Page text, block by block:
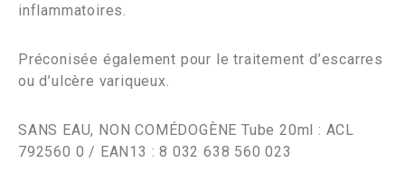
inflammatoires.
Préconisée également pour le traitement d’escarres
ou d’ulcère variqueux.
SANS EAU, NON COMÉDOGÈNE Tube 20ml : ACL
792560 0 / EAN13 : 8 032 638 560 023